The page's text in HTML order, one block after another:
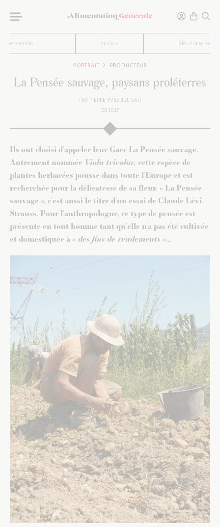
SUIVANT RETOUR PRÉCÉDENT
PORTRAIT PRODUCTEUR
La Pensée sauvage, paysans proléterres
PAR PIERRE-YVES BULTEAU
08.10.15
Ils ont choisi d’appeler leur Gaec La Pensée sauvage.
Autrement nommée Viola tricolor, cette espèce de
plantes herbacées pousse dans toute l’Europe et est
recherchée pour la délicatesse de sa fleur. « La Pensée
sauvage », c’est aussi le titre d’un essai de Claude Lévi-
Strauss. Pour l’anthropologue, ce type de pensée est
présente en tout homme tant qu’elle n’a pas été cultivée
et domestiquée à « des fins de rendements »…